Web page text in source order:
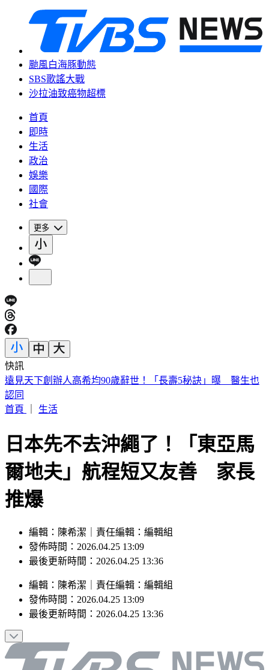
颱風白海豚動態
SBS歌謠大戰
沙拉油致癌物超標
首頁
即時
生活
政治
娛樂
國際
社會
更多
快訊
美股開盤／聯準會升息疑慮意外減緩！標普、那指「雙開高」
首頁
日本先不去沖繩了！「東亞馬
爾地夫」航程短又友善 家長
推爆
發佈時間：2026.04.25 13:09
最後更新時間：2026.04.25 13:36
發佈時間：2026.04.25 13:09
最後更新時間：2026.04.25 13:36